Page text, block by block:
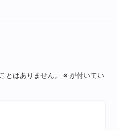
とはありません。 ※ が付いてい